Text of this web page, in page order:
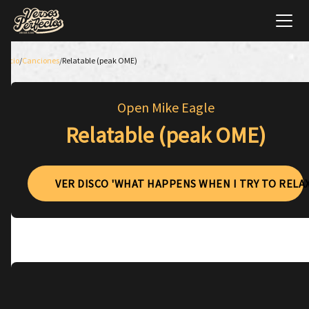
Inicio/Canciones/Relatable (peak OME)
Open Mike Eagle
Relatable (peak OME)
VER DISCO 'WHAT HAPPENS WHEN I TRY TO